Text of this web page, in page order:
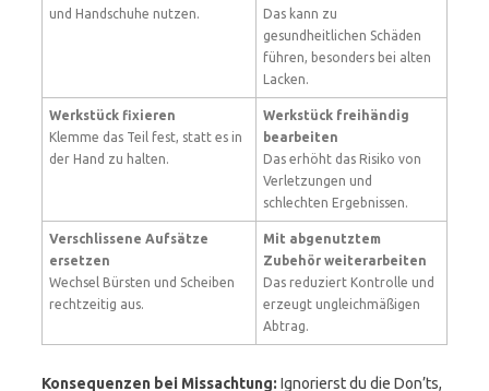
und Handschuhe nutzen.
Das kann zu
gesundheitlichen Schäden
führen, besonders bei alten
Lacken.
Werkstück fixieren
Klemme das Teil fest, statt es in
der Hand zu halten.
Werkstück freihändig
bearbeiten
Das erhöht das Risiko von
Verletzungen und
schlechten Ergebnissen.
Verschlissene Aufsätze
ersetzen
Wechsel Bürsten und Scheiben
rechtzeitig aus.
Mit abgenutztem
Zubehör weiterarbeiten
Das reduziert Kontrolle und
erzeugt ungleichmäßigen
Abtrag.
Konsequenzen bei Missachtung: Ignorierst du die Don’ts,